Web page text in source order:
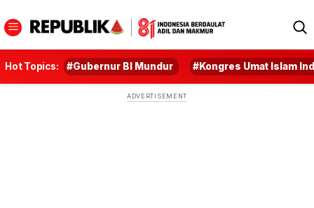
Hot Topics: #Gubernur BI Mundur #Kongres Umat Islam